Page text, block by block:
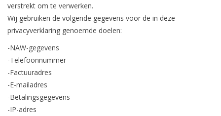
verstrekt om te verwerken.
Wij gebruiken de volgende gegevens voor de in deze
privacyverklaring genoemde doelen:
-NAW-gegevens
-Telefoonnummer
-Factuuradres
-E-mailadres
-Betalingsgegevens
-IP-adres